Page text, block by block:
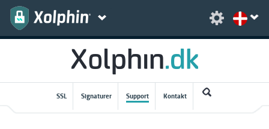
SSL Signaturer Support Kontakt